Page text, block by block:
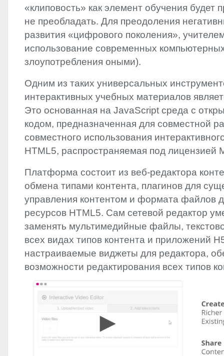
«клиповость» как элемент обучения будет
не преобладать. Для преодоления
развития «цифрового поколения»,
использование современных
злоупотребления оными).
Одним из таких универсальных
интерактивных учебных материалов
Это основанная на JavaScript среда с
кодом, предназначенная для совместной
совместного использования
HTML5, распространяемая под лицензией
Платформа состоит из веб-редактора
обмена типами контента, плагинов для
управления контентом и формата файлов
ресурсов HTML5. Сам сетевой редактор
заменять мультимедийные файлы,
всех видах типов контента и приложений
настраиваемые виджеты для редактора,
возможности редактирования всех типов